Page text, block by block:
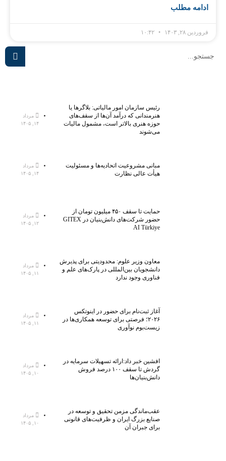
ادامه مطلب
فروردین ۲۸, ۱۴۰۳
رئیس سازمان امور مالیاتی: بلاگر‌ها یا
هنرمندانی که درآمد آن‌ها از سقف‌های
حوزه هنری بالاتر است، مشمول مالیات
می‌شوند
مرداد
۱۴, ۱۴۰۵
مبانی مشروعیت اتحادیه‌ها و مسئولیت
هیأت عالی نظارت
مرداد
۱۴, ۱۴۰۵
حمایت تا سقف ۴۵۰ میلیون تومان از
حضور شرکت‌های دانش‌بنیان در GITEX
AI Türkiye
مرداد
۱۲, ۱۴۰۵
معاون وزیر علوم: محدودیتی برای پذیرش
دانشجویان بین‌المللی در پارک‌های علم و
فناوری وجود ندارد
مرداد
۱۱, ۱۴۰۵
آغاز ثبت‌نام برای حضور در اینوتکس
۲۰۲۶؛ فرصتی برای توسعه همکاری‌ها در
زیست‌بوم نوآوری
مرداد
۱۱, ۱۴۰۵
افشین خبر داد:ارائه تسهیلات سرمایه در
گردش تا سقف ۱۰۰ درصد فروش
دانش‌بنیان‌ها
مرداد
۱۰, ۱۴۰۵
عقب‌ماندگی مزمن تحقیق و توسعه در
صنایع بزرگ ایران و ظرفیت‌های قانونی
برای جبران آن
مرداد
۱۰, ۱۴۰۵